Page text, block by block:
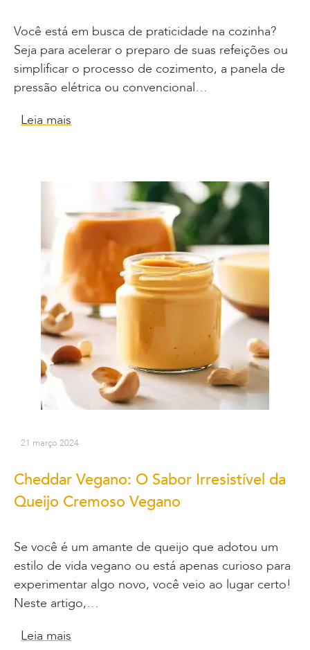
Você está em busca de praticidade na cozinha?
Seja para acelerar o preparo de suas refeições ou
simplificar o processo de cozimento, a panela de
pressão elétrica ou convencional…
Leia mais
21 março 2024
Cheddar Vegano: O Sabor Irresistível da
Queijo Cremoso Vegano
Se você é um amante de queijo que adotou um
estilo de vida vegano ou está apenas curioso para
experimentar algo novo, você veio ao lugar certo!
Neste artigo,…
Leia mais